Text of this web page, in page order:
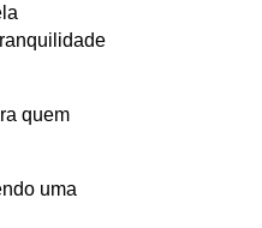
quem
uma